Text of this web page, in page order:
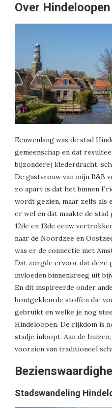
Over Hindeloopen
Eeuwenlang was de stad
gemeenschap en dat
bijzondere) klederdracht,
De gastvrouw van mijn B&B
zo apart is dat het binnen
wordt gezien, maar zelfs als
er wel en dat maakte de
12de en 13de eeuw
naar de Noordzee en
was er de connectie met
Dat zorgde ervoor dat deze
invloeden binnenkreeg uit
En dit inspireerde onder
bontgekleurde stoffen die
gebruikt en welke je nog
Hindeloopen. De rijkdom is
stadje inloopt. Aan de
voorzien van traditioneel
Stadswandeling